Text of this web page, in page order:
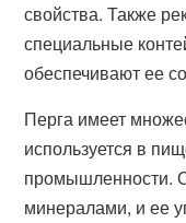
свойства. Также
специальные
обеспечивают ее
Перга имеет
используется в
промышленности.
минералами, и ее